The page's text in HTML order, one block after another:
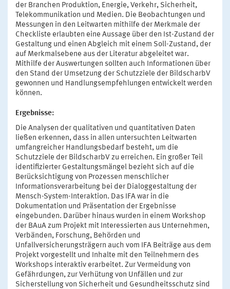
der Branchen Produktion, Energie, Verkehr, Sicherheit,
Telekommunikation und Medien. Die Beobachtungen und
Messungen in den Leitwarten mithilfe der Merkmale der
Checkliste erlaubten eine Aussage über den Ist-Zustand der
Gestaltung und einen Abgleich mit einem Soll-Zustand, der
auf Merkmalsebene aus der Literatur abgeleitet war.
Mithilfe der Auswertungen sollten auch Informationen über
den Stand der Umsetzung der Schutzziele der BildscharbV
gewonnen und Handlungsempfehlungen entwickelt werden
können.
Ergebnisse:
Die Analysen der qualitativen und quantitativen Daten
ließen erkennen, dass in allen untersuchten Leitwarten
umfangreicher Handlungsbedarf besteht, um die
Schutzziele der BildscharbV zu erreichen. Ein großer Teil
identifizierter Gestaltungsmängel bezieht sich auf die
Berücksichtigung von Prozessen menschlicher
Informationsverarbeitung bei der Dialoggestaltung der
Mensch-System-Interaktion. Das IFA war in die
Dokumentation und Präsentation der Ergebnisse
eingebunden. Darüber hinaus wurden in einem Workshop
der BAuA zum Projekt mit Interessierten aus Unternehmen,
Verbänden, Forschung, Behörden und
Unfallversicherungsträgern auch vom IFA Beiträge aus dem
Projekt vorgestellt und Inhalte mit den Teilnehmern des
Workshops interaktiv erarbeitet. Zur Vermeidung von
Gefährdungen, zur Verhütung von Unfällen und zur
Sicherstellung von Sicherheit und Gesundheitsschutz sind